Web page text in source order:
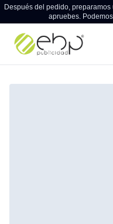
Después del pedido,
apruebes.